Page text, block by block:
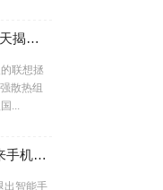
科技来电：下火的联想拯救者2Pro明天揭晓 打造超强散热组合
联想拯
散热组
...
科技来电：LG退出智能手机市场 未来手机行业寡头局势初现
出智能手